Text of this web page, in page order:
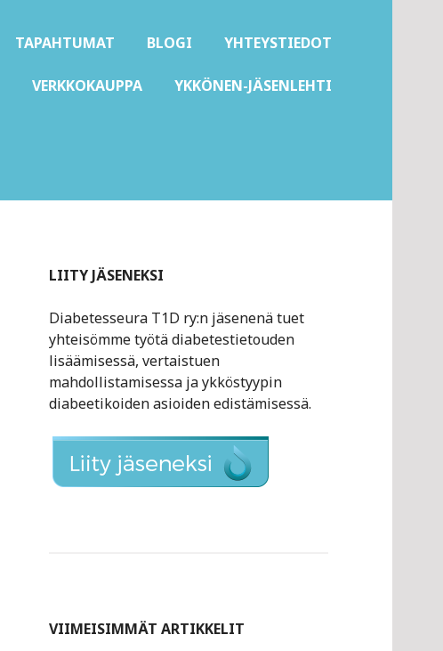
TAPAHTUMAT BLOGI YHTEYSTIEDOT
VERKKOKAUPPA YKKÖNEN-JÄSENLEHTI
LIITY JÄSENEKSI
Diabetesseura T1D ry:n jäsenenä tuet
yhteisömme työtä diabetestietouden
lisäämisessä, vertaistuen
mahdollistamisessa ja ykköstyypin
diabeetikoiden asioiden edistämisessä.
VIIMEISIMMÄT ARTIKKELIT